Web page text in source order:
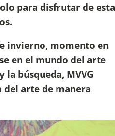
para disfrutar de esta
invierno, momento en
en el mundo del arte
búsqueda, MVVG
arte de manera